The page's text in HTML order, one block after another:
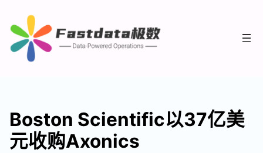
Boston Scientific以37亿美
元收购Axonics